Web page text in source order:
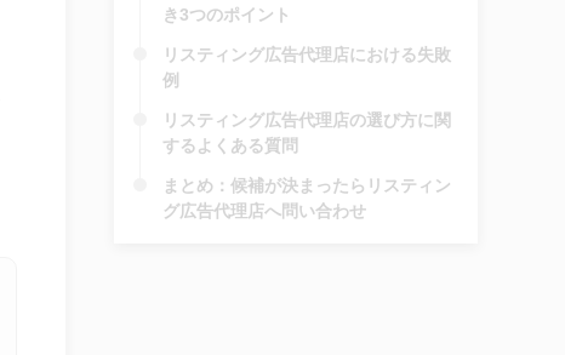
き3つのポイント
リスティング広告代理店における失敗
例
リスティング広告代理店の選び方に関
するよくある質問
まとめ：候補が決まったらリスティン
グ広告代理店へ問い合わせ